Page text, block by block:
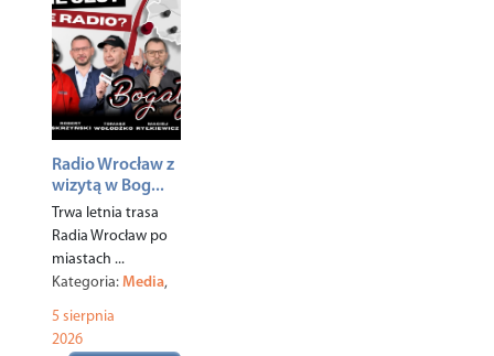
Radio Wrocław z
wizytą w Bog...
Trwa letnia trasa
Radia Wrocław po
miastach ...
Kategoria:Media,
5 sierpnia
2026